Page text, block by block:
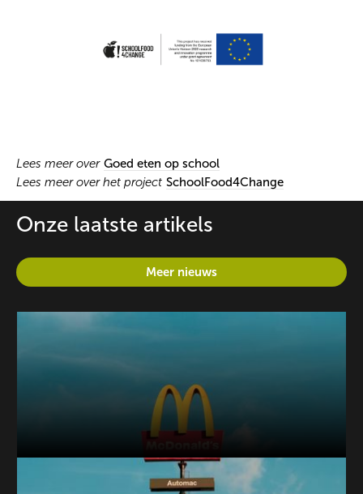
Lees meer over Goed eten op school
Lees meer over het project SchoolFood4Change
Onze laatste artikels
Meer nieuws